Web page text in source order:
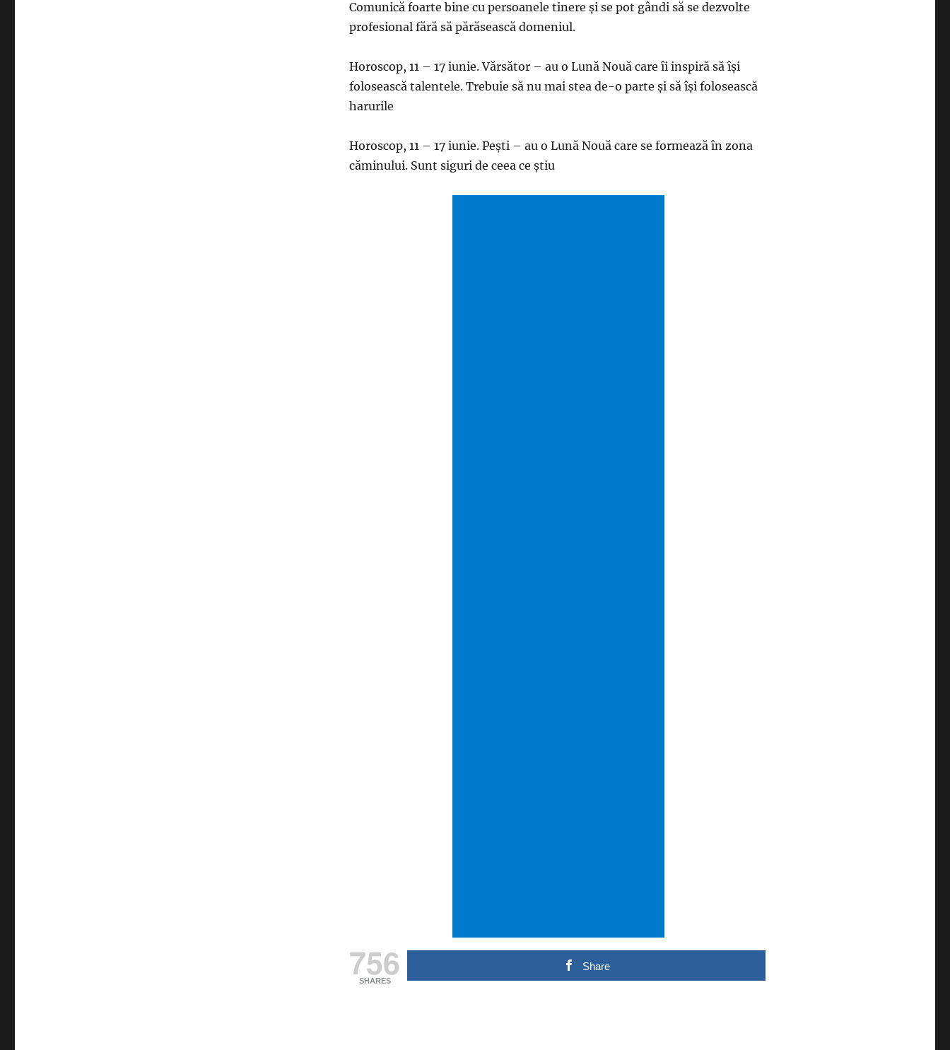
Comunică foarte bine cu persoanele tinere și se pot gândi să se dezvolte
profesional fără să părăsească domeniul.
Horoscop, 11 – 17 iunie. Vărsător – au o Lună Nouă care îi inspiră să își
folosească talentele. Trebuie să nu mai stea de-o parte și să își folosească
harurile
Horoscop, 11 – 17 iunie. Pești – au o Lună Nouă care se formează în zona
căminului. Sunt siguri de ceea ce știu
756
SHARES
Share